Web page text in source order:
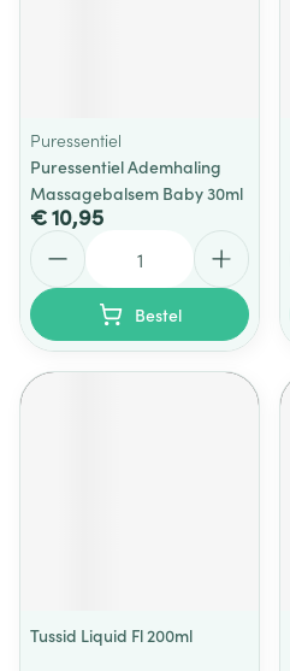
Puressentiel
Puressentiel Ademhaling
Massagebalsem Baby 30ml
€ 10,95
Bestel
Tussid Liquid Fl 200ml